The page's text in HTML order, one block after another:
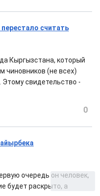
считать
Кыргызстана, который
чиновников (не всех)
Этому свидетельство -
0
очередь он человек,
будет раскрыто, а